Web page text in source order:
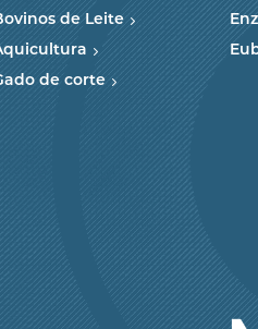
de Leite
de corte